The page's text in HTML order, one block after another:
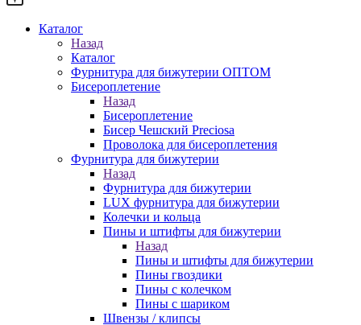
Каталог
Назад
Каталог
Фурнитура для бижутерии ОПТОМ
Бисероплетение
Назад
Бисероплетение
Бисер Чешский Preciosa
Проволока для бисероплетения
Фурнитура для бижутерии
Назад
Фурнитура для бижутерии
LUX фурнитура для бижутерии
Колечки и кольца
Пины и штифты для бижутерии
Назад
Пины и штифты для бижутерии
Пины гвоздики
Пины с колечком
Пины с шариком
Швензы / клипсы